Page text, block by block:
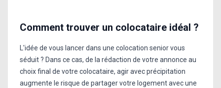
Comment trouver un colocataire idéal ?
L'idée de vous lancer dans une colocation senior vous
séduit ? Dans ce cas, de la rédaction de votre annonce au
choix final de votre colocataire, agir avec précipitation
augmente le risque de partager votre logement avec une